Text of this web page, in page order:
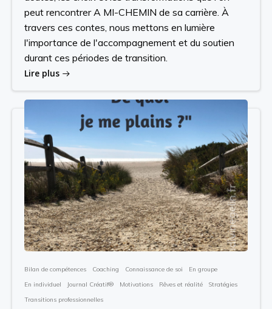
peut rencontrer A MI-CHEMIN de sa carrière. À
travers ces contes, nous mettons en lumière
l'importance de l'accompagnement et du soutien
durant ces périodes de transition.
Lire plus
Bilan de compétences Coaching Connaissance de soi
En groupe
En individuel
Journal Créatif® Motivations Rêves et réalité
Stratégies
Transitions professionnelles